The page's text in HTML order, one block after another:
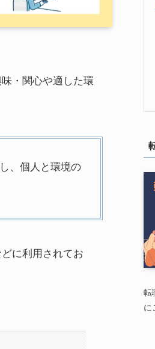
・関心や適した環
、個人と環境の
に利用されてお
転
に